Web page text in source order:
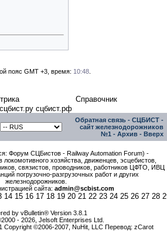
пояс GMT +3, время: 10:48.
Справочник
сцбист.ру сцбист.рф
Обратная связь - СЦБИСТ -
сайт железнодорожников
№1 - Архив - Вверх
Форум СЦБистов - Railway Automation Forum) -
хозяйства, движенцев, эсцебистов,
связистов, проводников, работников ЦФТО, ИВЦ
погрузочно-разгрузочных работ и других
железнодорожников.
сайта: admin@scbist.com
14 15 16 17 18 19 20 21 22 23 24 25 26 27 28
by vBulletin® Version 3.8.1
- 2026, Jelsoft Enterprises Ltd.
Copyright ©2006-2007, NuHit, LLC Перевод: zCarot